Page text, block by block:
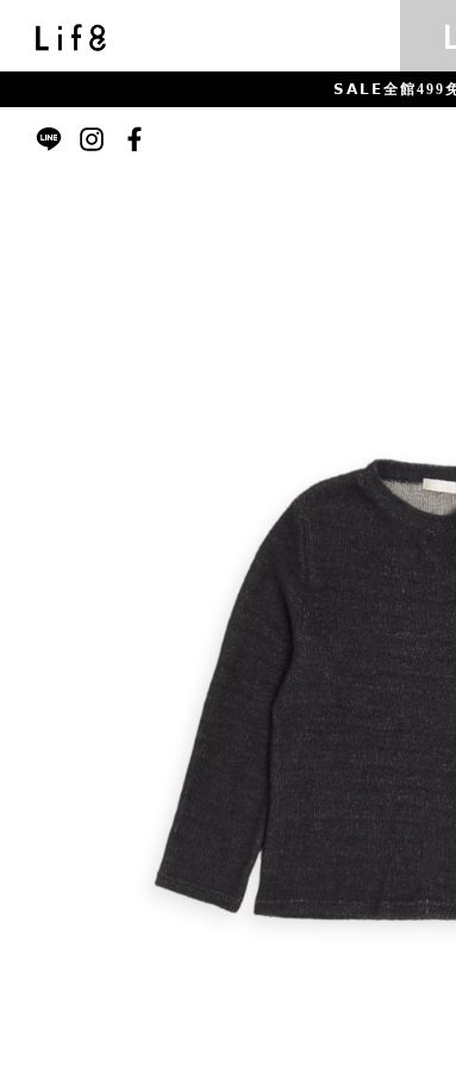
𝗦𝗔𝗟𝗘全館499免運